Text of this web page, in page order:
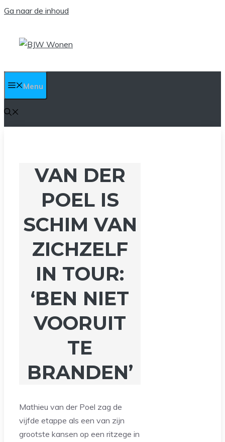
Ga naar de inhoud
Menu
VAN DER
POEL IS
SCHIM VAN
ZICHZELF
IN TOUR:
‘BEN NIET
VOORUIT
TE
BRANDEN’
Mathieu van der Poel zag de
vijfde etappe als een van zijn
grootste kansen op een ritzege in